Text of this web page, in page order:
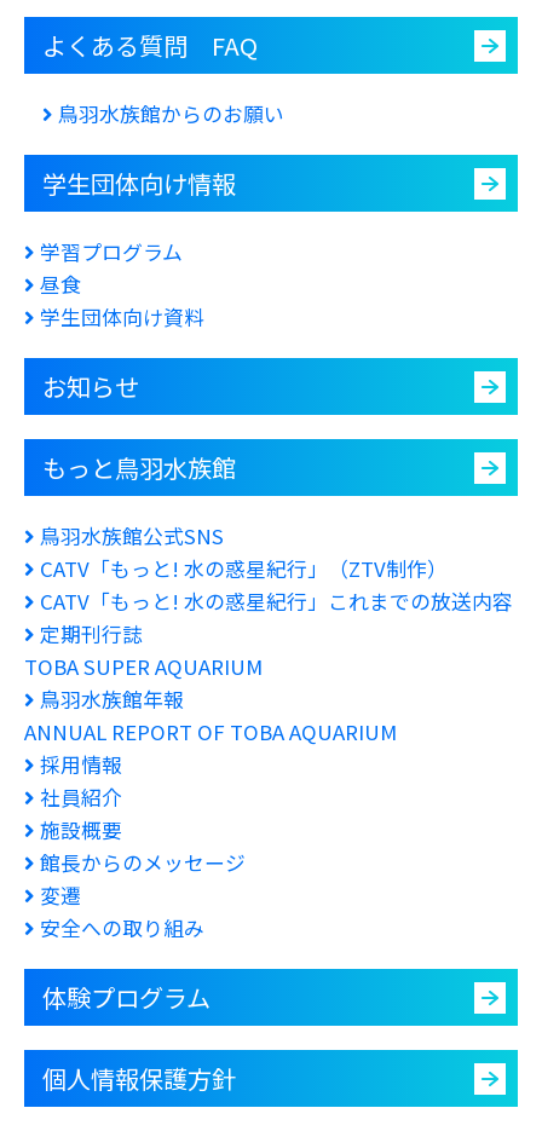
よくある質問 FAQ
鳥羽水族館からのお願い
学生団体向け情報
学習プログラム
昼食
学生団体向け資料
お知らせ
もっと鳥羽水族館
鳥羽水族館公式SNS
CATV「もっと! 水の惑星紀行」（ZTV制作）
CATV「もっと! 水の惑星紀行」これまでの放送内容
定期刊行誌
TOBA SUPER AQUARIUM
鳥羽水族館年報
ANNUAL REPORT OF TOBA AQUARIUM
採用情報
社員紹介
施設概要
館長からのメッセージ
変遷
安全への取り組み
体験プログラム
個人情報保護方針